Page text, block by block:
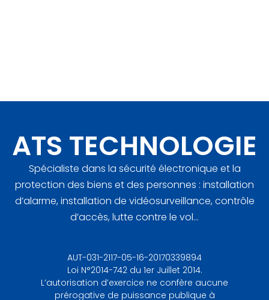
ATS TECHNOLOGIE
Spécialiste dans la sécurité électronique et la
protection des biens et des personnes : installation
d’alarme, installation de vidéosurveillance, contrôle
d’accès, lutte contre le vol…
AUT-031-2117-05-16-20170339894
Loi N°2014-742 du 1er Juillet 2014.
L’autorisation d’exercice ne confère aucune
prérogative de puissance publique à